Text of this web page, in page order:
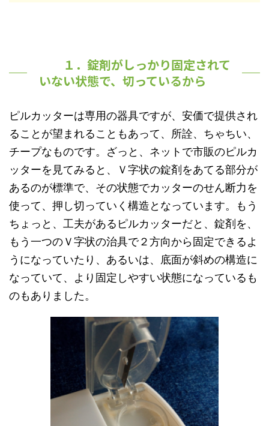
１．錠剤がしっかり固定されて
いない状態で、切っているから
ピルカッターは専用の器具ですが、安価で提供され
ることが望まれることもあって、所詮、ちゃちい、
チープなものです。ざっと、ネットで市販のピルカ
ッターを見てみると、Ｖ字状の錠剤をあてる部分が
あるのが標準で、その状態でカッターのせん断力を
使って、押し切っていく構造となっています。もう
ちょっと、工夫があるピルカッターだと、錠剤を、
もう一つのＶ字状の治具で２方向から固定できるよ
うになっていたり、あるいは、底面が斜めの構造に
なっていて、より固定しやすい状態になっているも
のもありました。